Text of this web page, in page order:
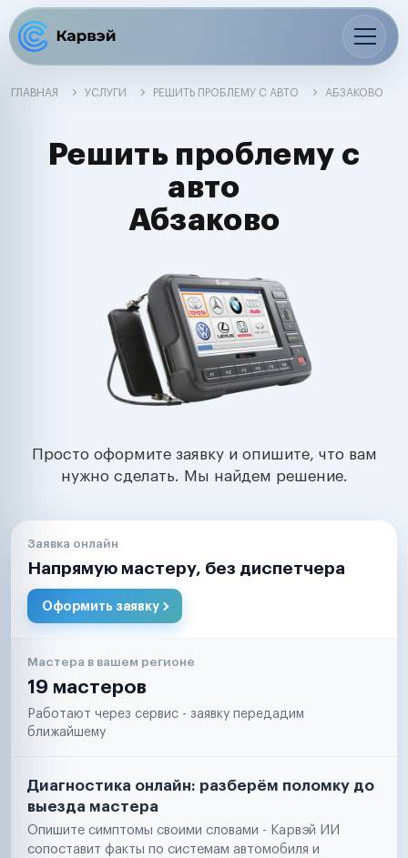
ГЛАВНАЯ УСЛУГИ РЕШИТЬ ПРОБЛЕМУ С АВТО АБЗАКОВО
Решить проблему с
авто
Абзаково
Просто оформите заявку и опишите, что вам
нужно сделать. Мы найдем решение.
Заявка онлайн
Напрямую мастеру, без диспетчера
Оформить заявку
Мастера в вашем регионе
19 мастеров
Работают через сервис - заявку передадим
ближайшему
Диагностика онлайн: разберём поломку до
выезда мастера
Опишите симптомы своими словами - Карвэй ИИ
сопоставит факты по системам автомобиля и